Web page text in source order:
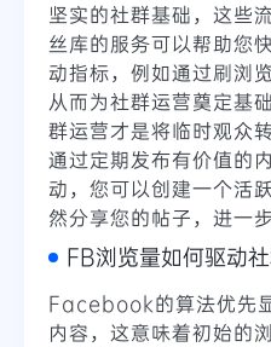
坚实的社群基础，这些
丝库的服务可以帮助您
动指标，例如通过刷浏
从而为社群运营奠定基
群运营才是将临时观众
通过定期发布有价值的
动，您可以创建一个活
然分享您的帖子，进一
FB浏览量如何驱动
Facebook的算法优先
内容，这意味着初始的